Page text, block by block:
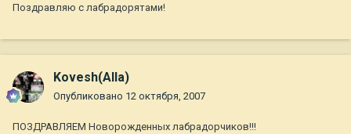
Поздравляю с лабрадорятами!
Kovesh(Alla)
Опубликовано 12 октября, 2007
ПОЗДРАВЛЯЕМ Новорожденных лабрадорчиков!!!